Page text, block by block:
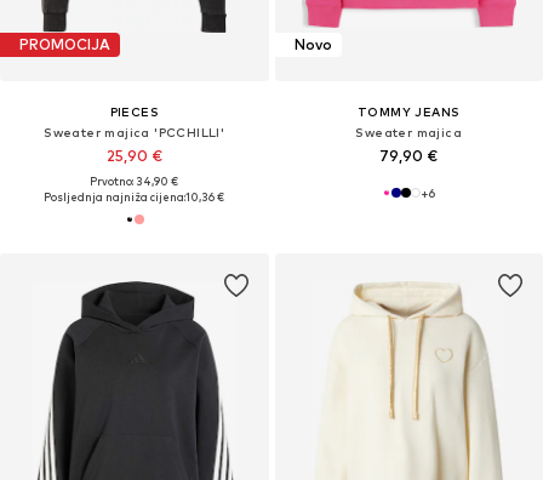
PROMOCIJA
PIECES
Sweater majica 'PCCHILLI'
25,90 €
Prvotno: 34,90 €
Posljednja najniža cijena:10,36 €
Novo
TOMMY JEANS
Sweater majica
79,90 €
+6